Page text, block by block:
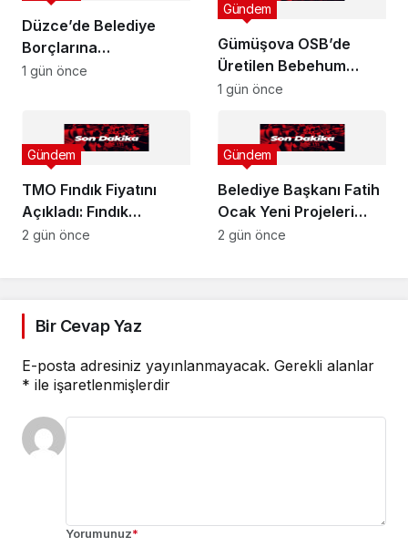
Düzce’de Belediye
Borçlarına
Yapılandırma!
1 gün önce
Gümüşova OSB’de
Üretilen Bebehum
Dünya Devleriyle
Gündem
1 gün önce
TMO Fındık Fiyatını
Açıkladı: Fındık
Üreticisi Hayal Kırıklığı
Gündem
2 gün önce
Belediye Başkanı Fatih
Ocak Yeni Projeleri
Duyurdu
Gündem
2 gün önce
Bir Cevap Yaz
E-posta adresiniz yayınlanmayacak. Gerekli alanlar
* ile işaretlenmişlerdir
Yorumunuz*